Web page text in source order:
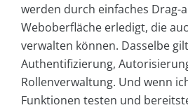
werden durch einfaches Drag-
Weboberfläche erledigt, die
verwalten können. Dasselbe
Authentifizierung,
Rollenverwaltung. Und wenn
Funktionen testen und